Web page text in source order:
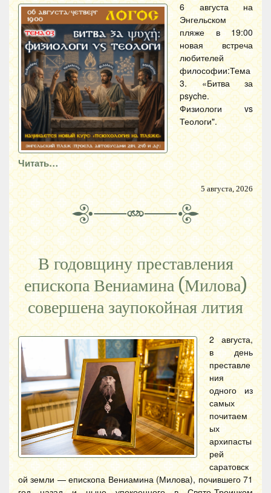
6 августа на
Энгельском
пляже в 19:00
новая встреча
любителей
философии:Тема
3. «Битва за
psyche.
Физиологи vs
Теологи".
Читать…
5 августа, 2026
В годовщину преставления
епископа Вениамина (Милова)
совершена заупокойная лития
2 августа,
в день
преставле
ния
одного из
самых
почитаем
ых
архипасты
рей
саратовск
ой земли — епископа Вениамина (Милова), почившего 71